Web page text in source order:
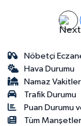
Nöbetçi
Hava Durumu
Namaz
Trafik Durumu
Puan Durumu
Tüm Manşetler